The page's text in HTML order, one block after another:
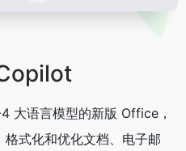
大语言模型的新版 Office，
式化和优化文档、电子邮